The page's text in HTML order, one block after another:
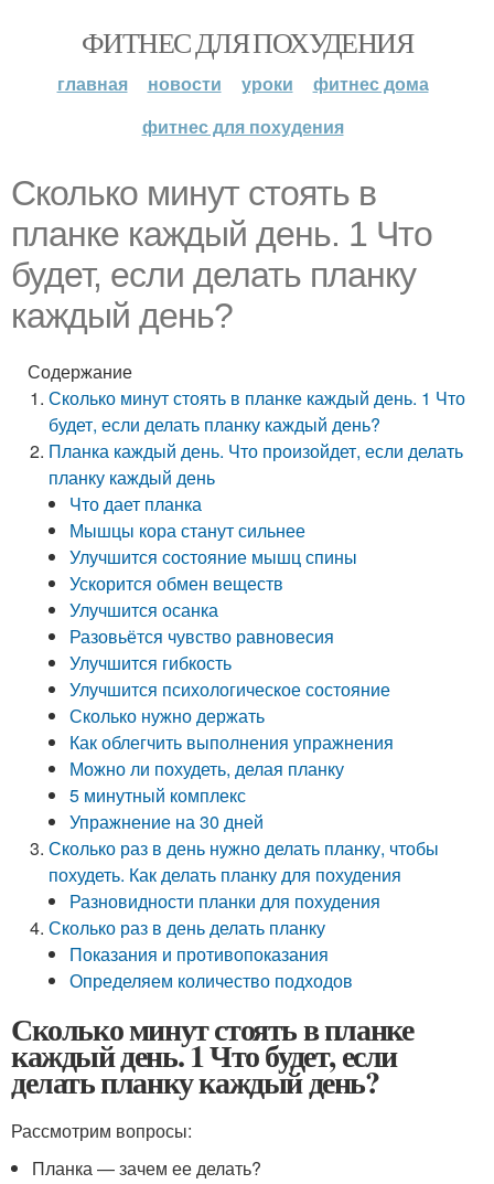
ФИТНЕС ДЛЯ ПОХУДЕНИЯ
главная новости уроки
фитнес дома
фитнес для похудения
Сколько минут стоять в
планке каждый день. 1 Что
будет, если делать планку
каждый день?
Содержание
Сколько минут стоять в планке каждый день. 1 Что
будет, если делать планку каждый день?
Планка каждый день. Что произойдет, если делать
планку каждый день
Что дает планка
Мышцы кора станут сильнее
Улучшится состояние мышц спины
Ускорится обмен веществ
Улучшится осанка
Разовьётся чувство равновесия
Улучшится гибкость
Улучшится психологическое состояние
Сколько нужно держать
Как облегчить выполнения упражнения
Можно ли похудеть, делая планку
5 минутный комплекс
Упражнение на 30 дней
Сколько раз в день нужно делать планку, чтобы
похудеть. Как делать планку для похудения
Разновидности планки для похудения
Сколько раз в день делать планку
Показания и противопоказания
Определяем количество подходов
Сколько минут стоять в планке
каждый день. 1 Что будет, если
делать планку каждый день?
Рассмотрим вопросы:
Планка — зачем ее делать?